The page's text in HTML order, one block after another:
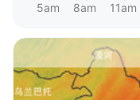
5am 8am 11am